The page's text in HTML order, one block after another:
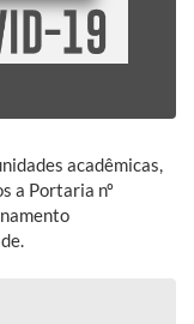
acadêmicas,
a Portaria nº